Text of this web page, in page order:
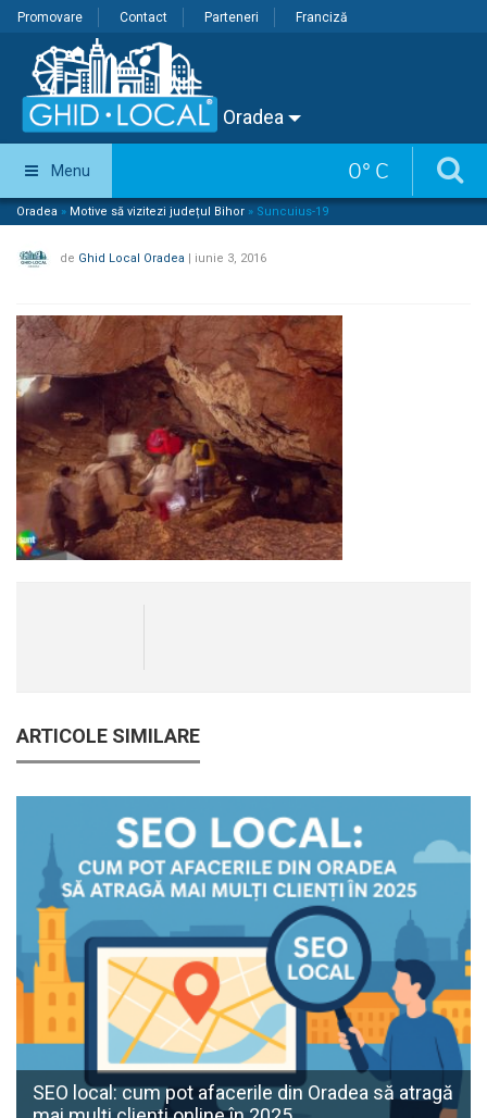
Promovare Contact Parteneri Franciză
Oradea
0° C
Menu
Oradea » Motive să vizitezi județul Bihor » Suncuius-19
de Ghid Local Oradea | iunie 3, 2016
ARTICOLE SIMILARE
SEO local: cum pot afacerile din Oradea să atragă